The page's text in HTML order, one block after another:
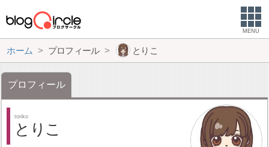
MENU
ホーム プロフィール とりこ
プロフィール
toriko
とりこ